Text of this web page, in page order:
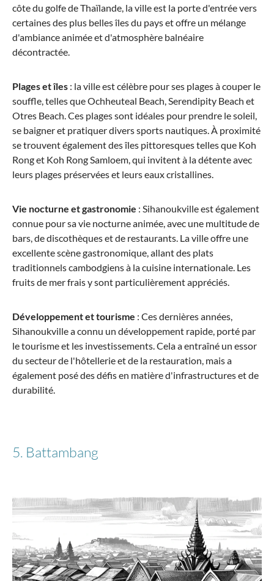
côte du golfe de Thaïlande, la ville est la porte d'entrée vers
certaines des plus belles îles du pays et offre un mélange
d'ambiance animée et d'atmosphère balnéaire
décontractée.
Plages et îles : la ville est célèbre pour ses plages à couper le
souffle, telles que Ochheuteal Beach, Serendipity Beach et
Otres Beach. Ces plages sont idéales pour prendre le soleil,
se baigner et pratiquer divers sports nautiques. À proximité
se trouvent également des îles pittoresques telles que Koh
Rong et Koh Rong Samloem, qui invitent à la détente avec
leurs plages préservées et leurs eaux cristallines.
Vie nocturne et gastronomie : Sihanoukville est également
connue pour sa vie nocturne animée, avec une multitude de
bars, de discothèques et de restaurants. La ville offre une
excellente scène gastronomique, allant des plats
traditionnels cambodgiens à la cuisine internationale. Les
fruits de mer frais y sont particulièrement appréciés.
Développement et tourisme : Ces dernières années,
Sihanoukville a connu un développement rapide, porté par
le tourisme et les investissements. Cela a entraîné un essor
du secteur de l'hôtellerie et de la restauration, mais a
également posé des défis en matière d'infrastructures et de
durabilité.
5. Battambang